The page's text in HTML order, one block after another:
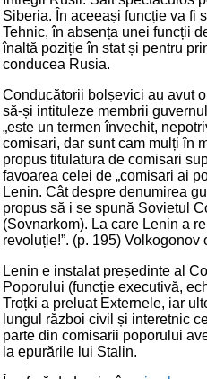
Siberia. În aceeași funcție va fi
Tehnic, în absența unei funcții
înaltă poziție în stat și pentru
conducea Rusia.
Conducătorii bolșevici au avut
să-și intituleze membrii
„este un termen învechit,
comisari, dar sunt cam mulți în
propus titulatura de comisari
favoarea celei de „comisari ai
Lenin. Cât despre denumirea
propus să i se spună Sovietul
(Sovnarkom). La care Lenin a
revoluție!”. (p. 195) Volkogonov
Lenin e instalat președinte al
Poporului (funcție executivă,
Troțki a preluat Externele, iar
lungul război civil și interetnic
parte din comisarii poporului
la epurările lui Stalin.